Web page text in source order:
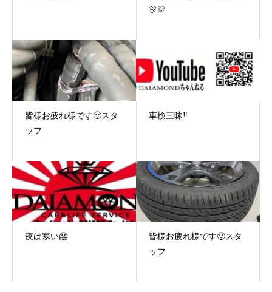
🎊🎊
皆様お疲れ様です🙂スタ
ッフ
車検三昧‼️
夜は寒い🥶
皆様お疲れ様です🙂スタ
ッフ